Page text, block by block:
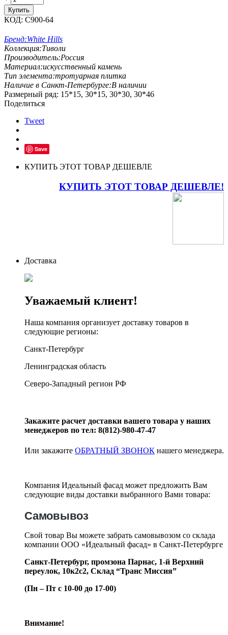
Купить
КОД: С900-64
Бренд:White Hills
Коллекция:Тиволи
Производитель:Россия
Материал:искусственный камень
Тип элемента:тротуарная плитка
Наличие в Санкт-Петербурге:В наличии
Размерный ряд: 15*15, 30*15, 30*30, 30*46
Поделиться
Tweet
Save
КУПИТЬ ЭТОТ ТОВАР ДЕШЕВЛЕ
КУПИТЬ ЭТОТ ТОВАР ДЕШЕВЛЕ!
Доставка
Уважаемый клиент!
Наша компания организует доставку товаров в
следующие регионы:
Санкт-Петербург
Ленинградская область
Северо-Западный регион РФ
Закажите расчет доставки вашего товара у наших
менеджеров по тел: 8(812)-980-47-47
Или закажите ОБРАТНЫЙ ЗВОНОК нашего менеджера.
Компания Идеальный фасад может предложить Вам
следующие виды доставки выбранного Вами товара:
Самовывоз
Свой товар Вы можете забрать самовывозом со склада
компании ООО «Идеальный фасад» в Санкт-Петербурге
Санкт-Петербург, промзона Парнас, 1-й Верхний
переулок, 10к2с2, Склад “Транс Миссия”
(Пн – Пт с 10-00 до 17-00)
Внимание!